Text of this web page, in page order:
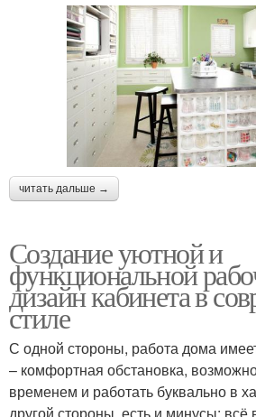
читать дальше →
Создание уютной и
функциональной
дизайн кабинета в
стиле
С одной стороны, работа дома
– комфортная обстановка,
временем и работать буквально в